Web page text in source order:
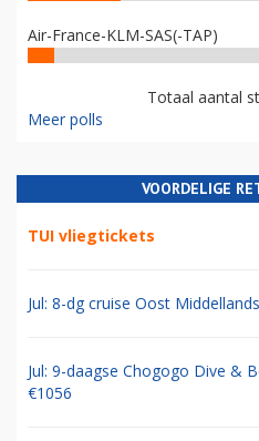
Air-France-KLM-SAS(-TAP)
Totaal aantal
Meer polls
VOORDELIGE
TUI vliegtickets
Jul: 8-dg cruise Oost
Jul: 9-daagse Chogogo Dive &
€1056